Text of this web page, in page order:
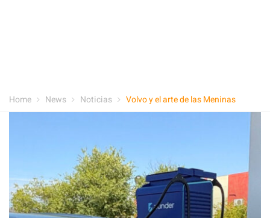
Home News Noticias Volvo y el arte de las Meninas